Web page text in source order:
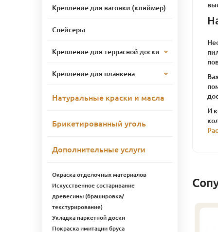
И
Крепление для вагонки (кляймер)
Спейсеры
Крепление для террасной доски
Крепление для планкена
Натуральные краски и масла
Брикетированный уголь
Дополнительные услуги
Окраска отделочных материалов
Искусственное состаривание
древесины (брашировка/
текстурирование)
Укладка паркетной доски
Покраска имитации бруса